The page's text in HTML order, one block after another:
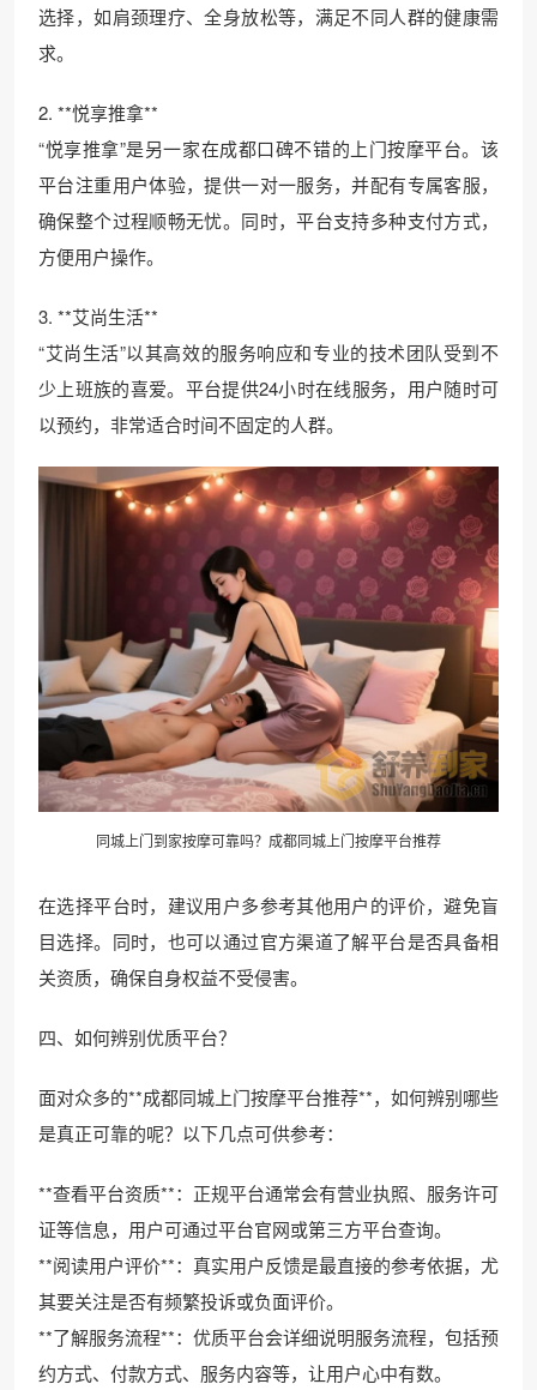
选择，如肩颈理疗、全身放松等，满足不同人群的健康需
求。
2. **悦享推拿**
“悦享推拿”是另一家在成都口碑不错的上门按摩平台。该
平台注重用户体验，提供一对一服务，并配有专属客服，
确保整个过程顺畅无忧。同时，平台支持多种支付方式，
方便用户操作。
3. **艾尚生活**
“艾尚生活”以其高效的服务响应和专业的技术团队受到不
少上班族的喜爱。平台提供24小时在线服务，用户随时可
以预约，非常适合时间不固定的人群。
同城上门到家按摩可靠吗？成都同城上门按摩平台推荐
在选择平台时，建议用户多参考其他用户的评价，避免盲
目选择。同时，也可以通过官方渠道了解平台是否具备相
关资质，确保自身权益不受侵害。
四、如何辨别优质平台？
面对众多的**成都同城上门按摩平台推荐**，如何辨别哪些
是真正可靠的呢？以下几点可供参考：
**查看平台资质**：正规平台通常会有营业执照、服务许可
证等信息，用户可通过平台官网或第三方平台查询。
**阅读用户评价**：真实用户反馈是最直接的参考依据，尤
其要关注是否有频繁投诉或负面评价。
**了解服务流程**：优质平台会详细说明服务流程，包括预
约方式、付款方式、服务内容等，让用户心中有数。